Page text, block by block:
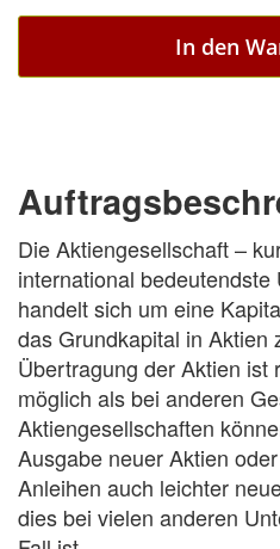
In den
Die Aktiengesellschaft –
international
handelt sich um eine
das Grundkapital in Aktien
Übertragung der Aktien ist
möglich als bei anderen
Aktiengesellschaften
Ausgabe neuer Aktien
Anleihen auch leichter
dies bei vielen anderen